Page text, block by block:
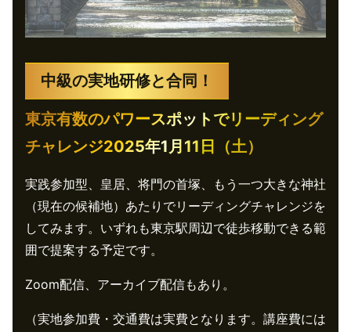
中級の実地研修と合同！
東京有数のパワースポットでリーディング
チャレンジ2025年1月11日（土）
実践参加型、皇居、将門の首塚、もう一つ大きな神社
（現在の候補地）あたりでリーディングチャレンジを
してみます。いずれも東京駅周辺で徒歩移動できる範
囲で提案する予定です。
Zoom配信、アーカイブ配信もあり。
（実地参加費・交通費は実費となります。講座費には